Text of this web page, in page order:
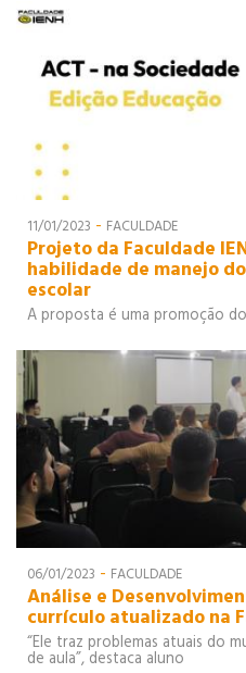
11/01/2023 - FACULDADE
Projeto da Faculdade
habilidade de manejo
escolar
A proposta é uma promoção
06/01/2023 - FACULDADE
Análise e
currículo atualizado na
“Ele traz problemas atuais do
de aula”, destaca aluno